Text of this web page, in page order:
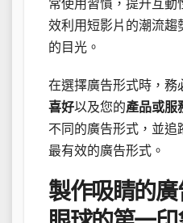
常使用習慣，提升互動
效利用短影片的潮流趨
的目光。
在選擇廣告形式時，務
喜好以及您的產品或服
不同的廣告形式，並追
最有效的廣告形式。
製作吸睛的